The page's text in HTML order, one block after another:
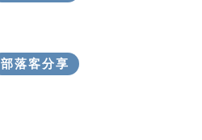
部落客分享